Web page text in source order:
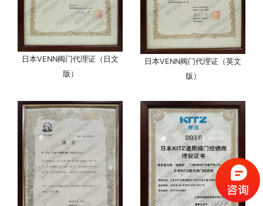
日本VENN阀门代理证（日文
版）
日本VENN阀门代理证（英文
版）